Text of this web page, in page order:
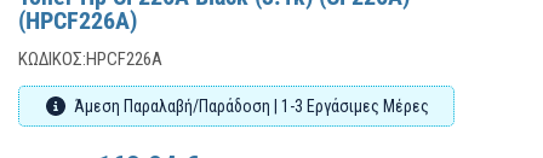
(HPCF226A)
ΚΩΔΙΚΌΣ:HPCF226A
Άμεση Παραλαβή/Παράδοση | 1-3 Εργάσιμες Μέρες